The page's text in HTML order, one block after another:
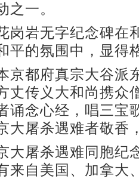
之一。
岩无字纪念碑在
平的氛围中，显得
都府真宗大谷派
丈传义大和尚携众
诵念心经，唱三宝
大屠杀遇难者敬香
屠杀遇难同胞纪
来自美国、加拿大